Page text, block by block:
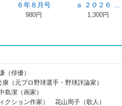
６年８月号
980円
ａ ２０２６ …
1,300円
俳優）
（元プロ野球選手・野球評論家）
潔（画家）
クション作家） 花山周子（歌人）